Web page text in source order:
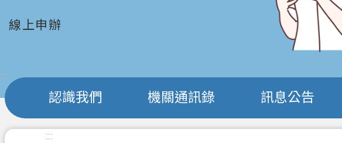
線上申辦
:::
認識我們 機關通訊錄 訊息公告
:::